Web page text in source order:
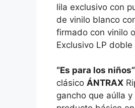
lila exclusivo con
de vinilo blanco
firmado con vinilo
Exclusivo LP
“Es para los niños”
clásico ÁNTRAX
gancho que aúlla